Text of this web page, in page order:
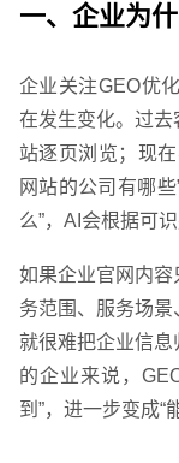
一、企业为
企业关注GEO优
在发生变化。过去
站逐页浏览；现
网站的公司有哪
么”，AI会根据可
如果企业官网内
务范围、服务场
就很难把企业信
的企业来说，
到”，进一步变成“